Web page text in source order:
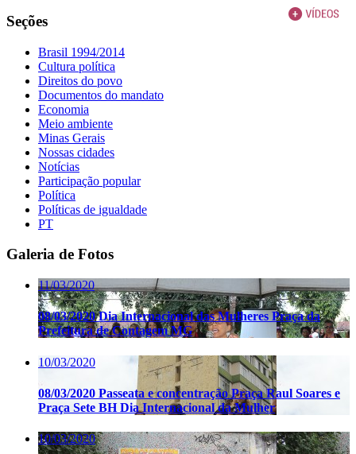
Seções
Brasil 1994/2014
Cultura política
Direitos do povo
Documentos do mandato
Economia
Meio ambiente
Minas Gerais
Nossas cidades
Notícias
Participação popular
Política
Políticas de igualdade
PT
Galeria de Fotos
11/03/2020
08/03/2020 Dia Internacional das Mulheres Praça da
Prefeitura de Contagem MG
10/03/2020
08/03/2020 Passeata e concentração Praça Raul Soares e
Praça Sete BH Dia Internacional da Mulher
10/03/2020